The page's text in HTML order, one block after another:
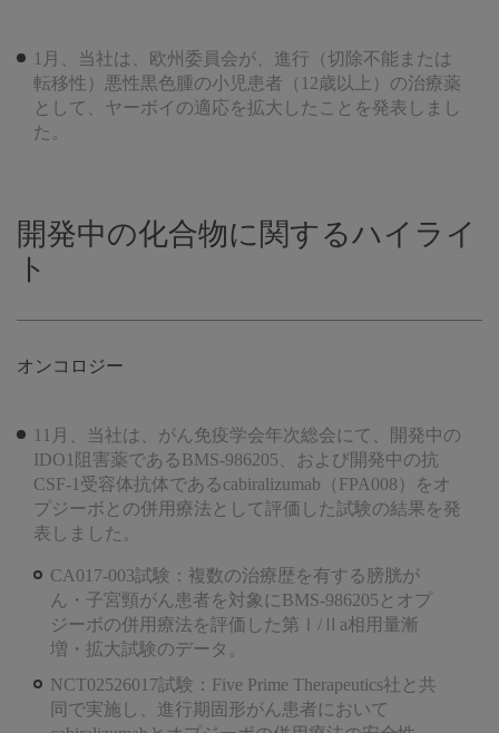
1月、当社は、欧州委員会が、進行（切除不能または
転移性）悪性黒色腫の小児患者（12歳以上）の治療薬
として、ヤーボイの適応を拡大したことを発表しまし
た。
開発中の化合物に関するハイライ
ト
オンコロジー
11月、当社は、がん免疫学会年次総会にて、開発中の
IDO1阻害薬であるBMS-986205、および開発中の抗
CSF-1受容体抗体であるcabiralizumab（FPA008）をオ
プジーボとの併用療法として評価した試験の結果を発
表しました。
CA017-003試験：複数の治療歴を有する膀胱が
ん・子宮頸がん患者を対象にBMS-986205とオプ
ジーボの併用療法を評価した第Ⅰ/Ⅱa相用量漸
増・拡大試験のデータ。
NCT02526017試験：Five Prime Therapeutics社と共
同で実施し、進行期固形がん患者において